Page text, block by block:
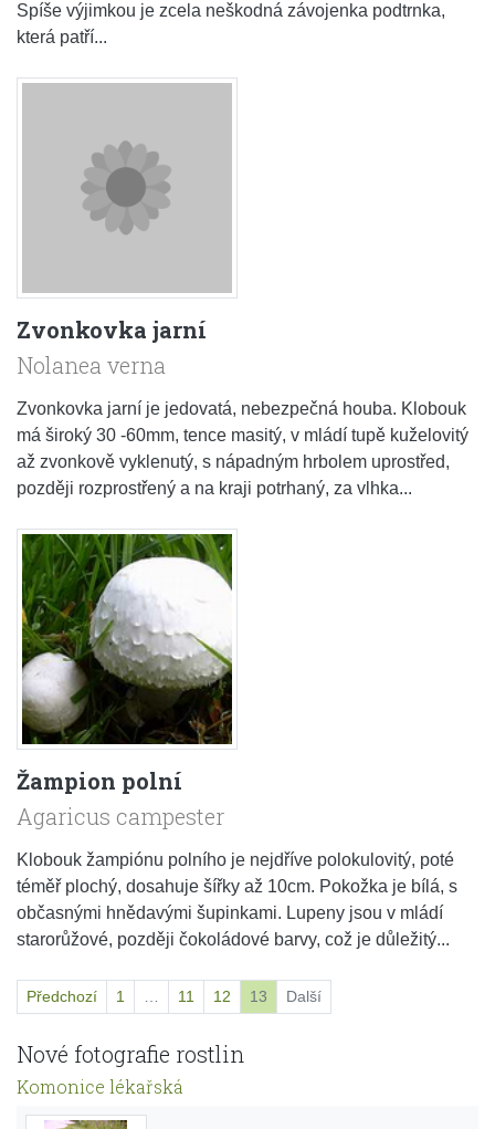
Spíše výjimkou je zcela neškodná závojenka podtrnka,
která patří...
Zvonkovka jarní
Nolanea verna
Zvonkovka jarní je jedovatá, nebezpečná houba. Klobouk
má široký 30 -60mm, tence masitý, v mládí tupě kuželovitý
až zvonkově vyklenutý, s nápadným hrbolem uprostřed,
později rozprostřený a na kraji potrhaný, za vlhka...
Žampion polní
Agaricus campester
Klobouk žampiónu polního je nejdříve polokulovitý, poté
téměř plochý, dosahuje šířky až 10cm. Pokožka je bílá, s
občasnými hnědavými šupinkami. Lupeny jsou v mládí
starorůžové, později čokoládové barvy, což je důležitý...
Předchozí 1 11 12 13 Další
Nové fotografie rostlin
Komonice lékařská